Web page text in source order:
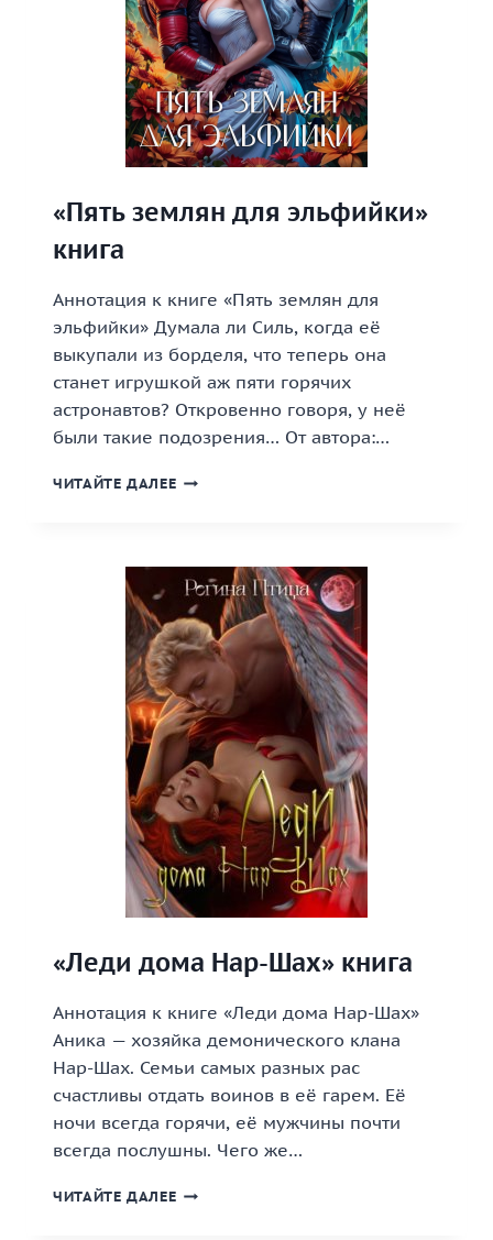
«Пять землян для эльфийки»
книга
Аннотация к книге «Пять землян для
эльфийки» Думала ли Силь, когда её
выкупали из борделя, что теперь она
станет игрушкой аж пяти горячих
астронавтов? Откровенно говоря, у неё
были такие подозрения… От автора:…
ЧИТАЙТЕ ДАЛЕЕ «ПЯТЬ
КНИГА
«Леди дома Нар-Шах» книга
Аннотация к книге «Леди дома Нар-Шах»
Аника — хозяйка демонического клана
Нар-Шах. Семьи самых разных рас
счастливы отдать воинов в её гарем. Её
ночи всегда горячи, её мужчины почти
всегда послушны. Чего же…
ЧИТАЙТЕ ДАЛЕЕ «ЛЕДИ